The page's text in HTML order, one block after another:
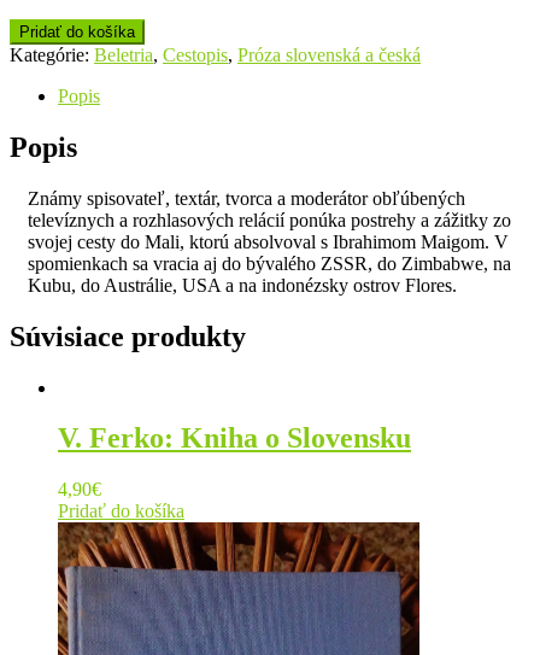
Pridať do košíka
Kategórie: Beletria, Cestopis, Próza slovenská a česká
Popis
Popis
Známy spisovateľ, textár, tvorca a moderátor obľúbených
televíznych a rozhlasových relácií ponúka postrehy a zážitky zo
svojej cesty do Mali, ktorú absolvoval s Ibrahimom Maigom. V
spomienkach sa vracia aj do bývalého ZSSR, do Zimbabwe, na
Kubu, do Austrálie, USA a na indonézsky ostrov Flores.
Súvisiace produkty
V. Ferko: Kniha o Slovensku
4,90€
Pridať do košíka